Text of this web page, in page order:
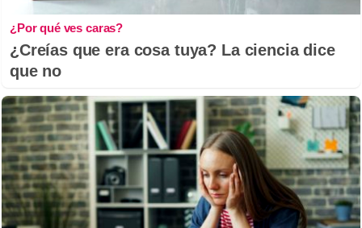
¿Por qué ves caras?
¿Creías que era cosa tuya? La ciencia dice
que no